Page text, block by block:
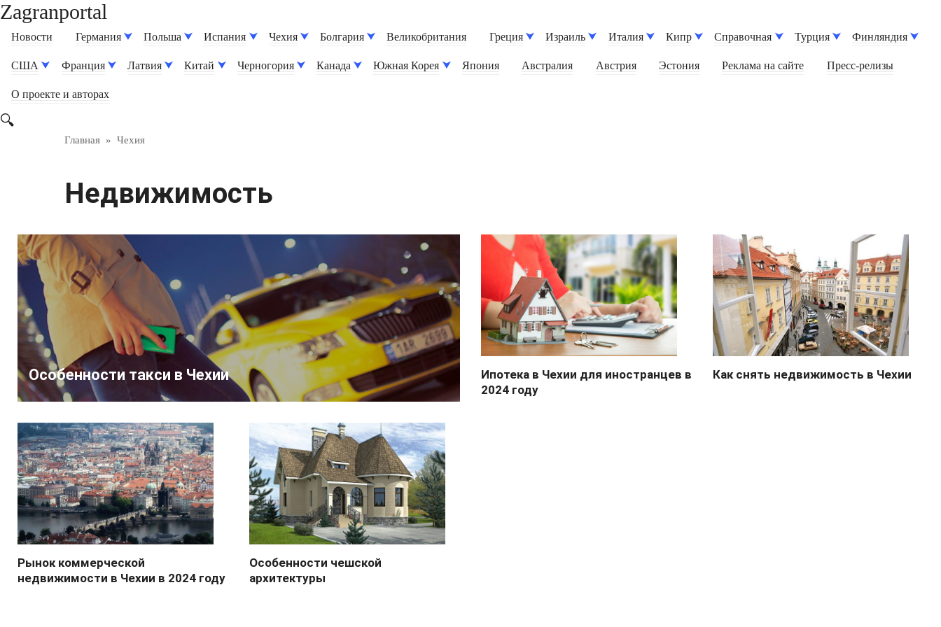
Перейти
Zagranportal
Новости Германия Польша Испания Чехия Болгария Великобритания Греция Израиль Италия Кипр Справочная Турция Финляндия
США Франция Латвия Китай Черногория Канада Южная Корея Япония Австралия Австрия Эстония Реклама на сайте Пресс-релизы
О проекте и авторах
Главная » Чехия
Недвижимость
Особенности такси в Чехии
Ипотека в Чехии для иностранцев в
2024 году
Как снять недвижимость в Чехии
Рынок коммерческой
недвижимости в Чехии в 2024 году
Особенности чешской
архитектуры